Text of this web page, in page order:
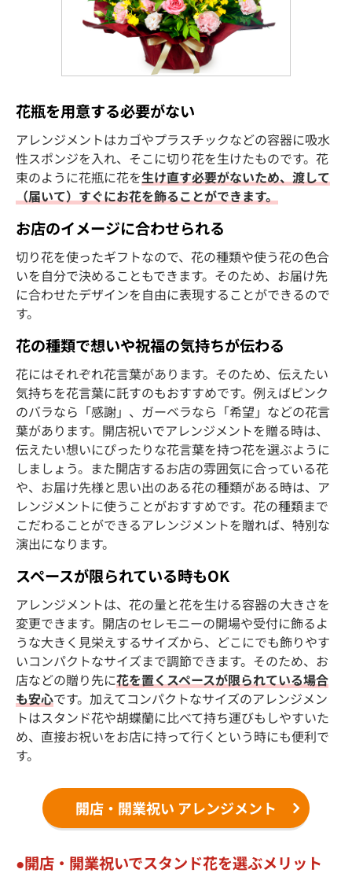
花瓶を用意する必要がない
アレンジメントはカゴやプラスチックなどの容器に吸水
性スポンジを入れ、そこに切り花を生けたものです。花
束のように花瓶に花を生け直す必要がないため、渡して
（届いて）すぐにお花を飾ることができます。
お店のイメージに合わせられる
切り花を使ったギフトなので、花の種類や使う花の色合
いを自分で決めることもできます。そのため、お届け先
に合わせたデザインを自由に表現することができるので
す。
花の種類で想いや祝福の気持ちが伝わる
花にはそれぞれ花言葉があります。そのため、伝えたい
気持ちを花言葉に託すのもおすすめです。例えばピンク
のバラなら「感謝」、ガーベラなら「希望」などの花言
葉があります。開店祝いでアレンジメントを贈る時は、
伝えたい想いにぴったりな花言葉を持つ花を選ぶように
しましょう。また開店するお店の雰囲気に合っている花
や、お届け先様と思い出のある花の種類がある時は、ア
レンジメントに使うことがおすすめです。花の種類まで
こだわることができるアレンジメントを贈れば、特別な
演出になります。
スペースが限られている時もOK
アレンジメントは、花の量と花を生ける容器の大きさを
変更できます。開店のセレモニーの開場や受付に飾るよ
うな大きく見栄えするサイズから、どこにでも飾りやす
いコンパクトなサイズまで調節できます。そのため、お
店などの贈り先に花を置くスペースが限られている場合
も安心です。加えてコンパクトなサイズのアレンジメン
トはスタンド花や胡蝶蘭に比べて持ち運びもしやすいた
め、直接お祝いをお店に持って行くという時にも便利で
す。
開店・開業祝い アレンジメント
開店・開業祝いでスタンド花を選ぶメリット